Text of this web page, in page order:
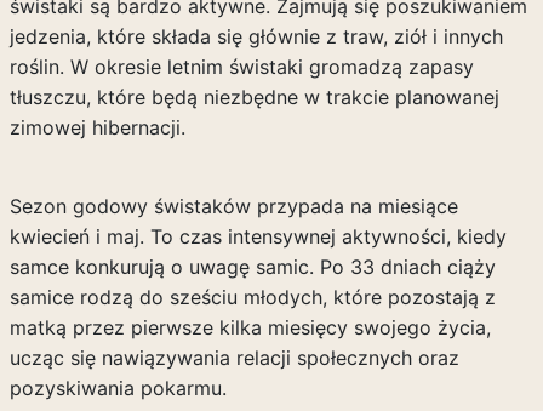
świstaki są bardzo aktywne. Zajmują się poszukiwaniem
jedzenia, które składa się głównie z traw, ziół i innych
roślin. W okresie letnim świstaki gromadzą zapasy
tłuszczu, które będą niezbędne w trakcie planowanej
zimowej hibernacji.
Sezon godowy świstaków przypada na miesiące
kwiecień i maj. To czas intensywnej aktywności, kiedy
samce konkurują o uwagę samic. Po 33 dniach ciąży
samice rodzą do sześciu młodych, które pozostają z
matką przez pierwsze kilka miesięcy swojego życia,
ucząc się nawiązywania relacji społecznych oraz
pozyskiwania pokarmu.